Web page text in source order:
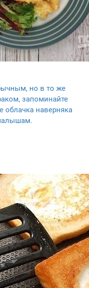
но в то же
запоминайте
облачка наверняка